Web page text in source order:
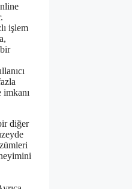
işlem
diğer